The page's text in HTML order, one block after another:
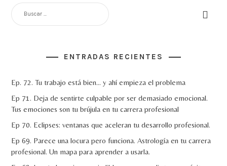
ENTRADAS RECIENTES
Ep. 72. Tu trabajo está bien… y ahí empieza el problema
Ep 71. Deja de sentirte culpable por ser demasiado emocional.
Tus emociones son tu brújula en tu carrera profesional
Ep 70. Eclipses: ventanas que aceleran tu desarrollo profesional.
Ep 69. Parece una locura pero funciona. Astrología en tu carrera
profesional. Un mapa para aprender a usarla.